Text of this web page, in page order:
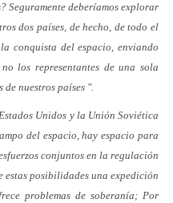
Seguramente deberíamos explorar
dos países, de hecho, de todo el
conquista del espacio, enviando
los representantes de una sola
nuestros países ".
Unidos y la Unión Soviética
del espacio, hay espacio para
conjuntos en la regulación
posibilidades una expedición
problemas de soberanía; Por